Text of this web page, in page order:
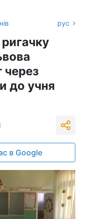
рус
через
до учня
в Google